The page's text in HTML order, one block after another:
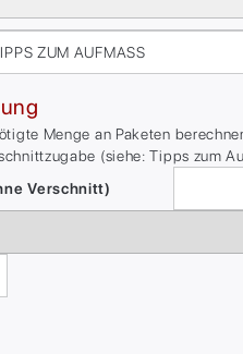
ZUM AUFMASS
Menge an Paketen
(siehe: Tipps zum
Verschnitt)